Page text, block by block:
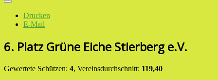
Drucken
E-Mail
6. Platz Grüne Eiche Stierberg e.V.
Gewertete Schützen: 4, Vereinsdurchschnitt: 119,40